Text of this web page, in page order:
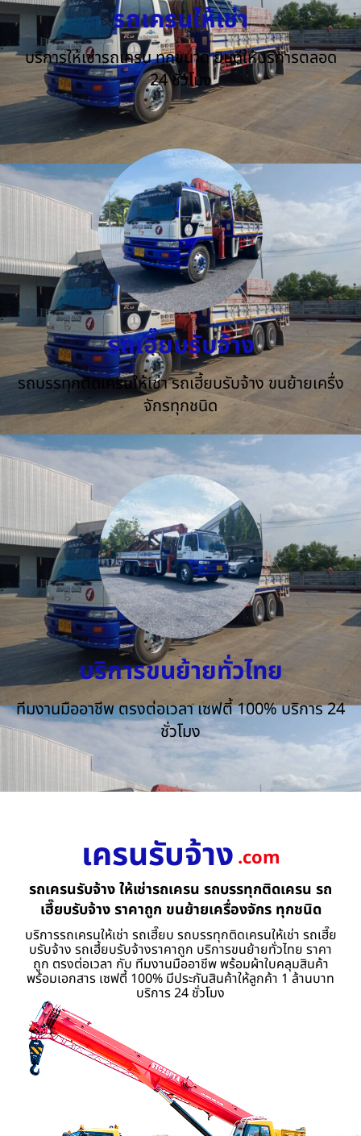
รถเครนให้เช่า
บริการให้เช่ารถเครน ทุกขนาด ยินดีให้บริการตลอด
24 ชั่วโมง
รถเฮี๊ยบรับจ้าง
รถบรรทุกติดเครนให้เช่า รถเฮี้ยบรับจ้าง ขนย้ายเครื่ง
จักรทุกชนิด
บริการขนย้ายทั่วไทย
ทีมงานมืออาชีพ ตรงต่อเวลา เซฟตี้ 100% บริการ 24
ชั่วโมง
เครนรับจ้าง .com
รถเครนรับจ้าง ให้เช่ารถเครน รถบรรทุกติดเครน รถ
เฮี๊ยบรับจ้าง ราคาถูก ขนย้ายเครื่องจักร ทุกชนิด
บริการรถเครนให้เช่า รถเฮี๊ยบ รถบรรทุกติดเครนให้เช่า รถเฮี๊ย
บรับจ้าง รถเฮี้ยบรับจ้างราคาถูก บริการขนย้ายทั่วไทย ราคา
ถูก ตรงต่อเวลา กับ ทีมงานมืออาชีพ พร้อมผ้าใบคลุมสินค้า
พร้อมเอกสาร เซฟตี้ 100% มีประกันสินค้าให้ลูกค้า 1 ล้านบาท
บริการ 24 ชั่วโมง